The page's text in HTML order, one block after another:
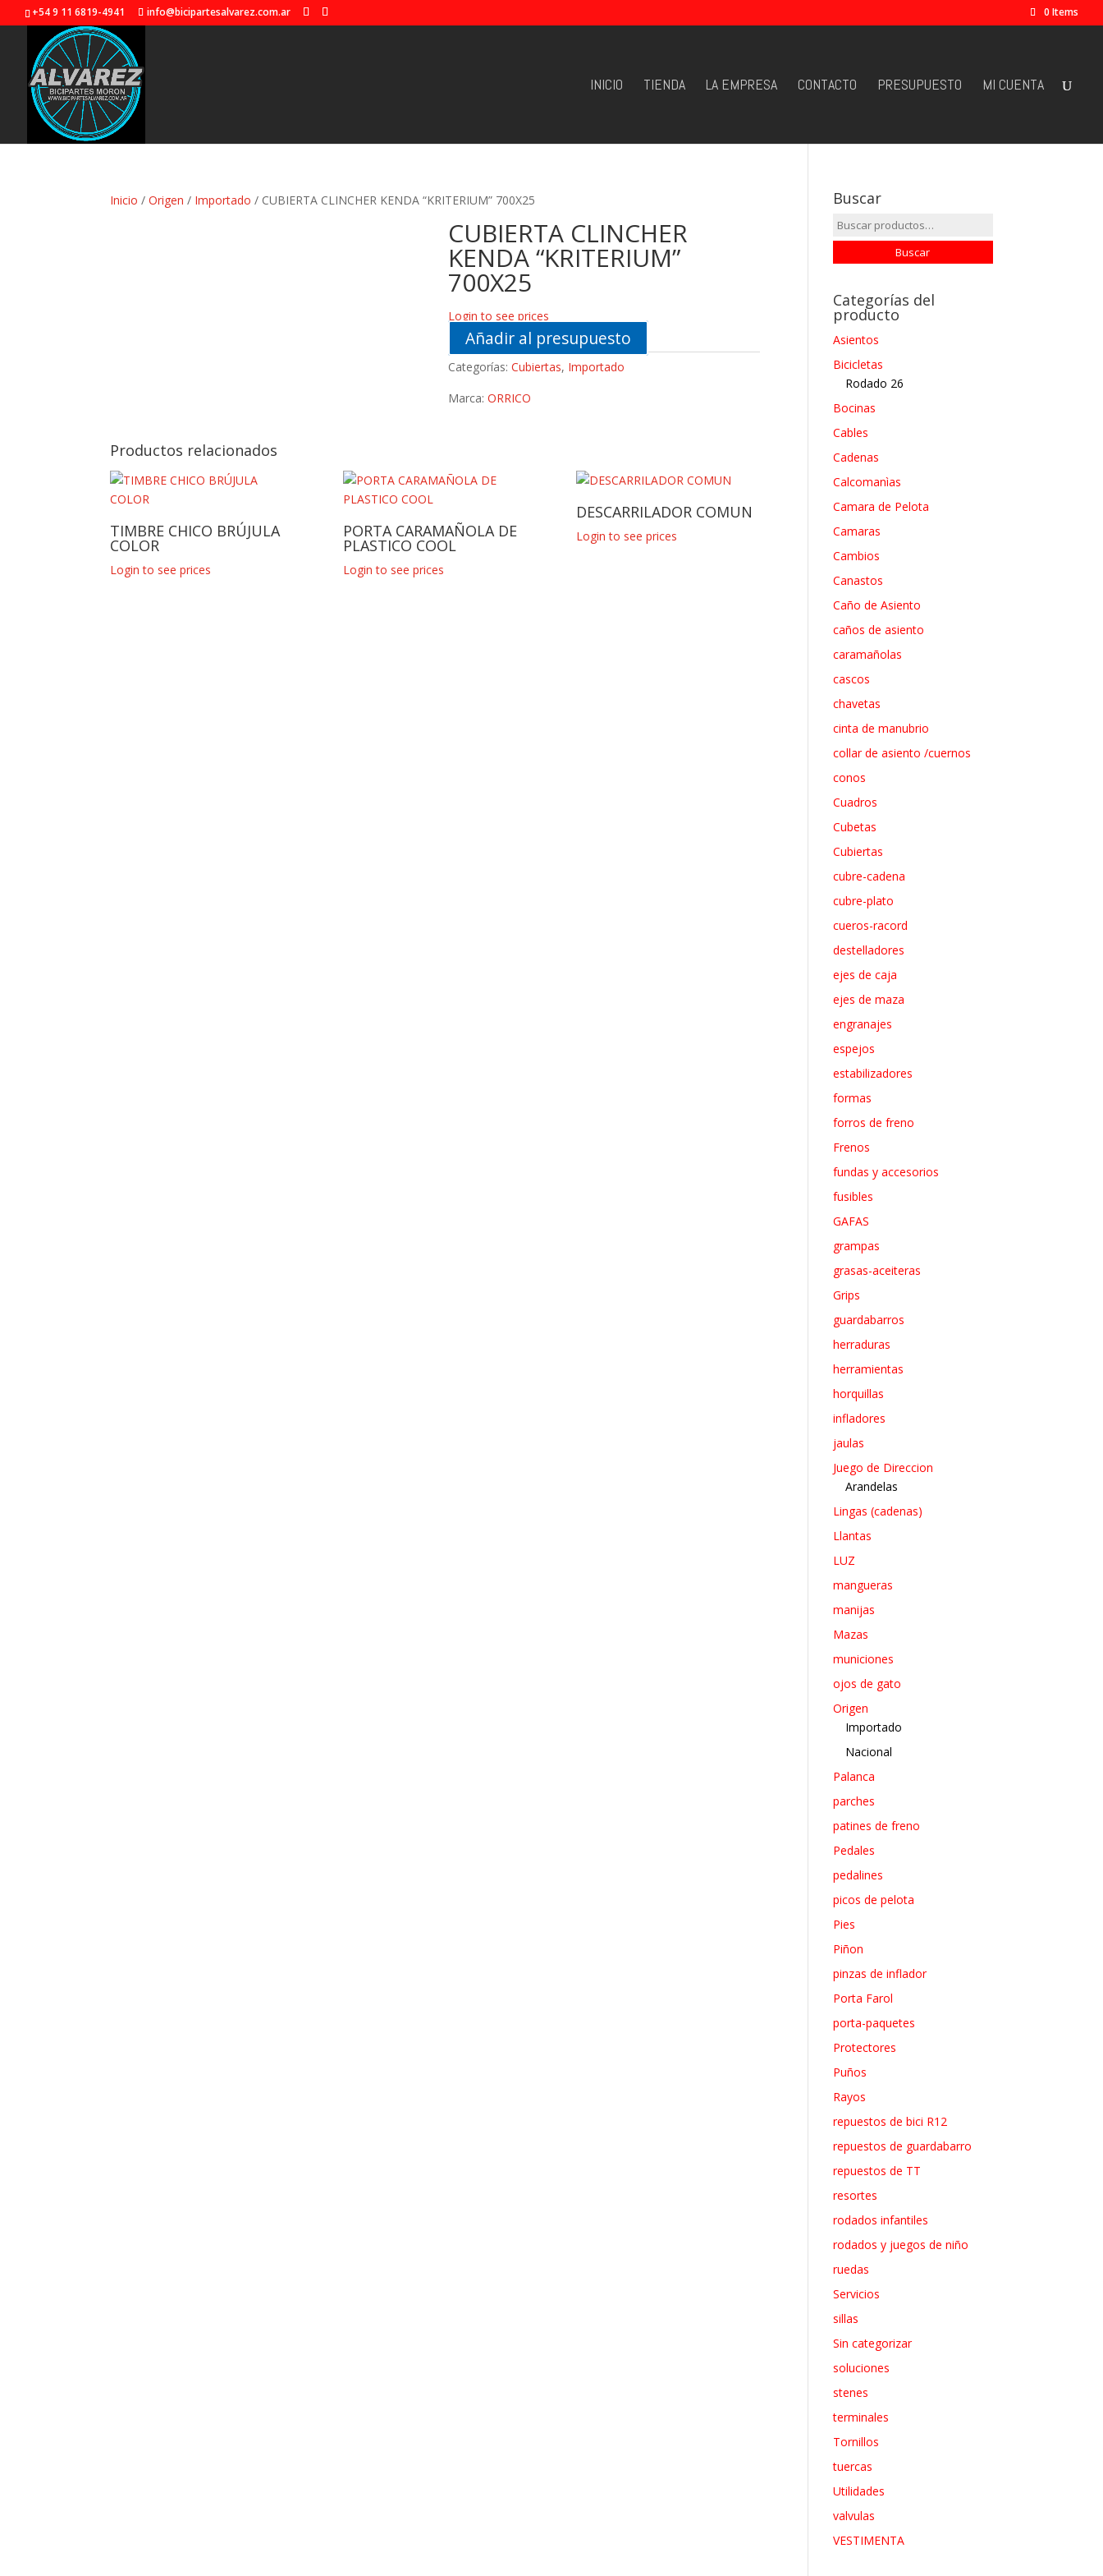
+54 9 11 6819-4941 info@bicipartesalvarez.com.ar 0 Items
INICIO TIENDA LA EMPRESA CONTACTO PRESUPUESTO MI CUENTA
Inicio /Origen / Importado / CUBIERTA CLINCHER KENDA “KRITERIUM” 700X25
CUBIERTA CLINCHER
KENDA “KRITERIUM”
700X25
Login to see prices
Añadir al presupuesto
Categorías:Cubiertas, Importado
Marca:ORRICO
Productos relacionados
TIMBRE CHICO BRÚJULA
COLOR
Login to see prices
PORTA CARAMAÑOLA DE
PLASTICO COOL
Login to see prices
DESCARRILADOR COMUN
Login to see prices
Buscar
Buscar
por:
Buscar
Categorías del
producto
Asientos
Bicicletas
Rodado 26
Bocinas
Cables
Cadenas
Calcomanìas
Camara de Pelota
Camaras
Cambios
Canastos
Caño de Asiento
caños de asiento
caramañolas
cascos
chavetas
cinta de manubrio
collar de asiento /cuernos
conos
Cuadros
Cubetas
Cubiertas
cubre-cadena
cubre-plato
cueros-racord
destelladores
ejes de caja
ejes de maza
engranajes
espejos
estabilizadores
formas
forros de freno
Frenos
fundas y accesorios
fusibles
GAFAS
grampas
grasas-aceiteras
Grips
guardabarros
herraduras
herramientas
horquillas
infladores
jaulas
Juego de Direccion
Arandelas
Lingas (cadenas)
Llantas
LUZ
mangueras
manijas
Mazas
municiones
ojos de gato
Origen
Importado
Nacional
Palanca
parches
patines de freno
Pedales
pedalines
picos de pelota
Pies
Piñon
pinzas de inflador
Porta Farol
porta-paquetes
Protectores
Puños
Rayos
repuestos de bici R12
repuestos de guardabarro
repuestos de TT
resortes
rodados infantiles
rodados y juegos de niño
ruedas
Servicios
sillas
Sin categorizar
soluciones
stenes
terminales
Tornillos
tuercas
Utilidades
valvulas
VESTIMENTA